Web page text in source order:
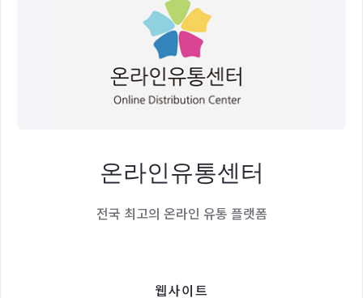
온라인유통센터
전국 최고의 온라인 유통 플랫폼
웹사이트